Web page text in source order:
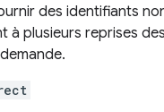
des identifiants
à plusieurs reprises